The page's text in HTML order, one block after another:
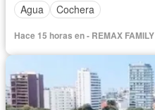
Agua
Cochera
Hace 15 horas en - REMAX FAMILY